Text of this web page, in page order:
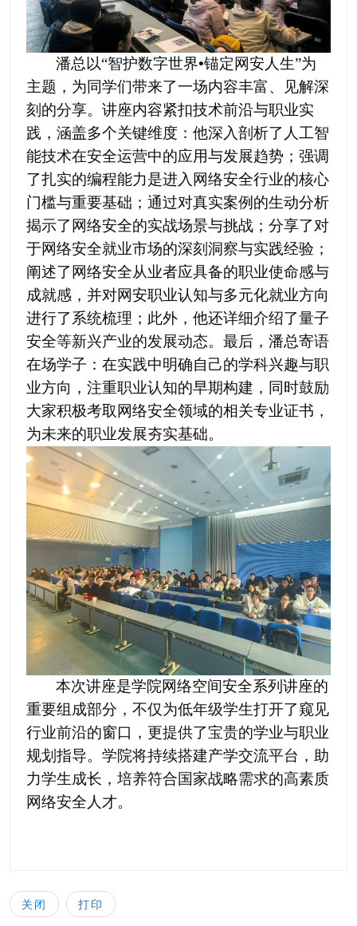
潘总以“智护数字世界•锚定网安人生”为
主题，为同学们带来了一场内容丰富、见解深
刻的分享。讲座内容紧扣技术前沿与职业实
践，涵盖多个关键维度：他深入剖析了 人工智
能技术在安全运营中的应用与发展趋势 ；强调
了扎实的编程能力是进入网络安全行业的核心
门槛与重要基础 ；通过对真实案例的生动分析
揭示了网络安全的实战场景与挑战；分享了对
于网络安全就业市场的深刻洞察与实践经验 ；
阐述了网络安全从业者应具备的职业使命感与
成就感 ，并对网安职业认知与多元化就业方向
进行了系统梳理；此外，他还详细介绍了量子
安全等新兴产业的发展动态。 最后，潘总寄语
在场学子：在实践中明确自己的学科兴趣与职
业方向，注重职业认知的早期构建，同时鼓励
大家积极考取网络安全领域的相关专业证书，
为未来的职业发展夯实基础。
本次讲座是学院网络空间安全系列讲座的
重要组成部分 ，不仅为低年级学生打开了窥见
行业前沿的窗口，更提供了宝贵的学业与职业
规划指导。学院将持续搭建产学交流平台，助
力学生成长，培养符合国家战略需求的高素质
网络安全人才。
关闭 打印